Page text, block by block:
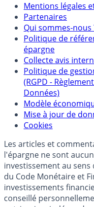
Mentions légales
Partenaires
Qui sommes-nous
Politique de
épargne
Collecte avis
Politique de
(RGPD -
Données)
Modèle
Mise à jour de
Cookies
Les articles et
l'épargne ne sont
investissement au sens
du Code Monétaire et
investissements
conseillé